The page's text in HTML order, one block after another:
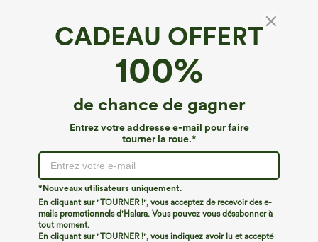
CADEAU OFFERT
100%
de chance de gagner
Entrez votre addresse e-mail pour faire
tourner la roue.*
*Nouveaux utilisateurs uniquement.
En cliquant sur "TOURNER !", vous acceptez de recevoir des e-
mails promotionnels d'Halara. Vous pouvez vous désabonner à
tout moment.
En cliquant sur "TOURNER !", vous indiquez avoir lu et accepté
Shorts taille haute paperbag à cordon, avec
poches, style décontracté, effet lin, coupe